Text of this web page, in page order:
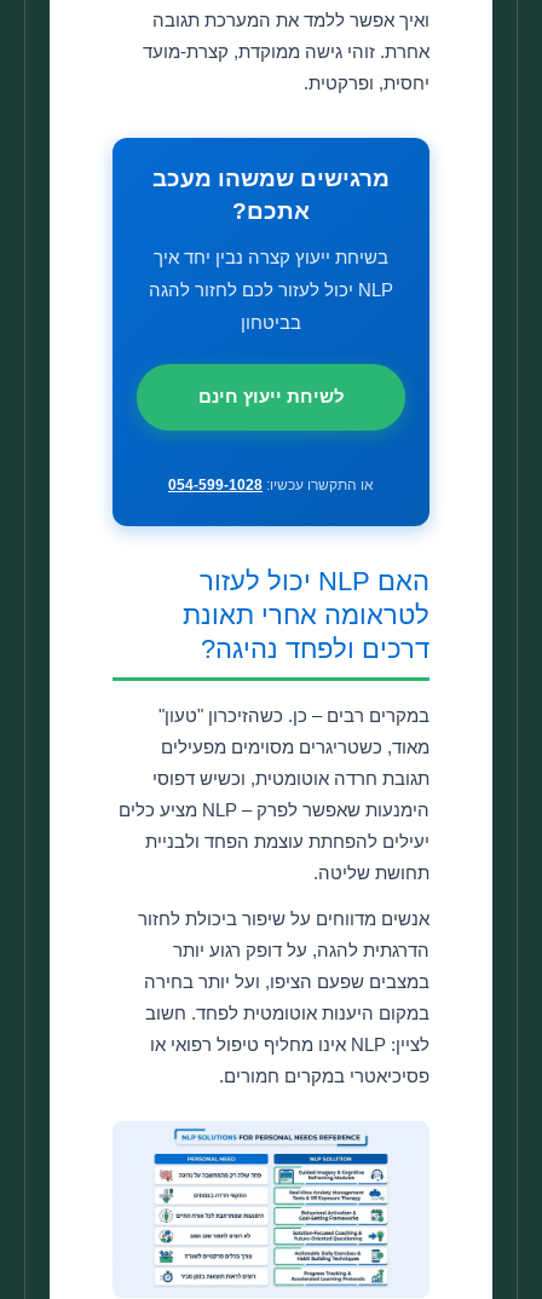
ואיך אפשר ללמד את המערכת תגובה
אחרת. זוהי גישה ממוקדת, קצרת-מועד
יחסית, ופרקטית.
מרגישים שמשהו מעכב
אתכם?
בשיחת ייעוץ קצרה נבין יחד איך
NLP יכול לעזור לכם לחזור להגה
בביטחון
לשיחת ייעוץ חינם
או התקשרו עכשיו:054-599-1028
האם NLP יכול לעזור
לטראומה אחרי תאונת
דרכים ולפחד נהיגה?
במקרים רבים – כן. כשהזיכרון "טעון"
מאוד, כשטריגרים מסוימים מפעילים
תגובת חרדה אוטומטית, וכשיש דפוסי
הימנעות שאפשר לפרק – NLP מציע כלים
יעילים להפחתת עוצמת הפחד ולבניית
תחושת שליטה.
אנשים מדווחים על שיפור ביכולת לחזור
הדרגתית להגה, על דופק רגוע יותר
במצבים שפעם הציפו, ועל יותר בחירה
במקום היענות אוטומטית לפחד. חשוב
לציין: NLP אינו מחליף טיפול רפואי או
פסיכיאטרי במקרים חמורים.